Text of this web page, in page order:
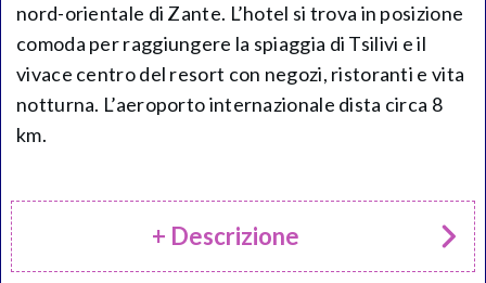
nord-orientale di Zante. L’hotel si trova in posizione
comoda per raggiungere la spiaggia di Tsilivi e il
vivace centro del resort con negozi, ristoranti e vita
notturna. L’aeroporto internazionale dista circa 8
km.
+ Descrizione